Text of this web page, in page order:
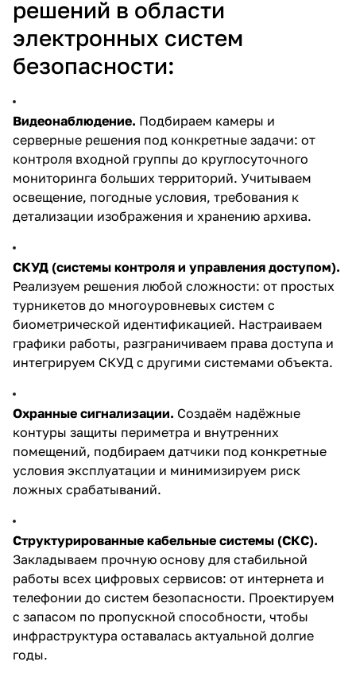
решений в области
электронных систем
безопасности:
Видеонаблюдение. Подбираем камеры и
серверные решения под конкретные задачи: от
контроля входной группы до круглосуточного
мониторинга больших территорий. Учитываем
освещение, погодные условия, требования к
детализации изображения и хранению архива.
СКУД (системы контроля и управления доступом).
Реализуем решения любой сложности: от простых
турникетов до многоуровневых систем с
биометрической идентификацией. Настраиваем
графики работы, разграничиваем права доступа и
интегрируем СКУД с другими системами объекта.
Охранные сигнализации. Создаём надёжные
контуры защиты периметра и внутренних
помещений, подбираем датчики под конкретные
условия эксплуатации и минимизируем риск
ложных срабатываний.
Структурированные кабельные системы (СКС).
Закладываем прочную основу для стабильной
работы всех цифровых сервисов: от интернета и
телефонии до систем безопасности. Проектируем
с запасом по пропускной способности, чтобы
инфраструктура оставалась актуальной долгие
годы.